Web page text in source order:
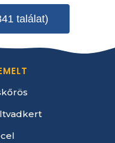
találat)